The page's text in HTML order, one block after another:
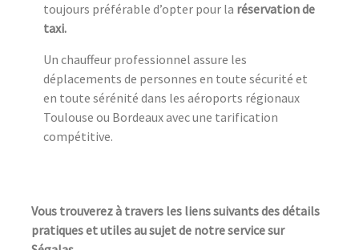
toujours préférable d’opter pour la réservation de
taxi.
Un chauffeur professionnel assure les
déplacements de personnes en toute sécurité et
en toute sérénité dans les aéroports régionaux
Toulouse ou Bordeaux avec une tarification
compétitive.
Vous trouverez à travers les liens suivants des détails
pratiques et utiles au sujet de notre service sur